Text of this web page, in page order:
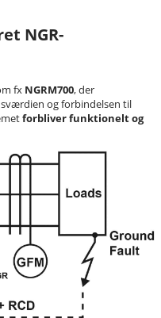
NGR-
fx NGRM700, der
og forbindelsen til
forbliver funktionelt og